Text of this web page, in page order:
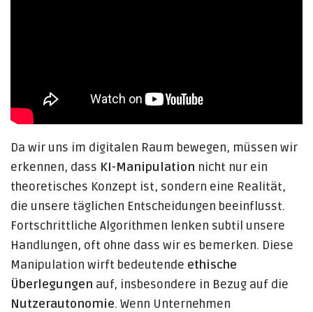
Da wir uns im digitalen Raum bewegen, müssen wir
erkennen, dass KI-Manipulation nicht nur ein
theoretisches Konzept ist, sondern eine Realität,
die unsere täglichen Entscheidungen beeinflusst.
Fortschrittliche Algorithmen lenken subtil unsere
Handlungen, oft ohne dass wir es bemerken. Diese
Manipulation wirft bedeutende ethische
Überlegungen auf, insbesondere in Bezug auf die
Nutzerautonomie. Wenn Unternehmen